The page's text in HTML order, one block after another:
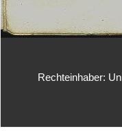
Rechteinhaber: